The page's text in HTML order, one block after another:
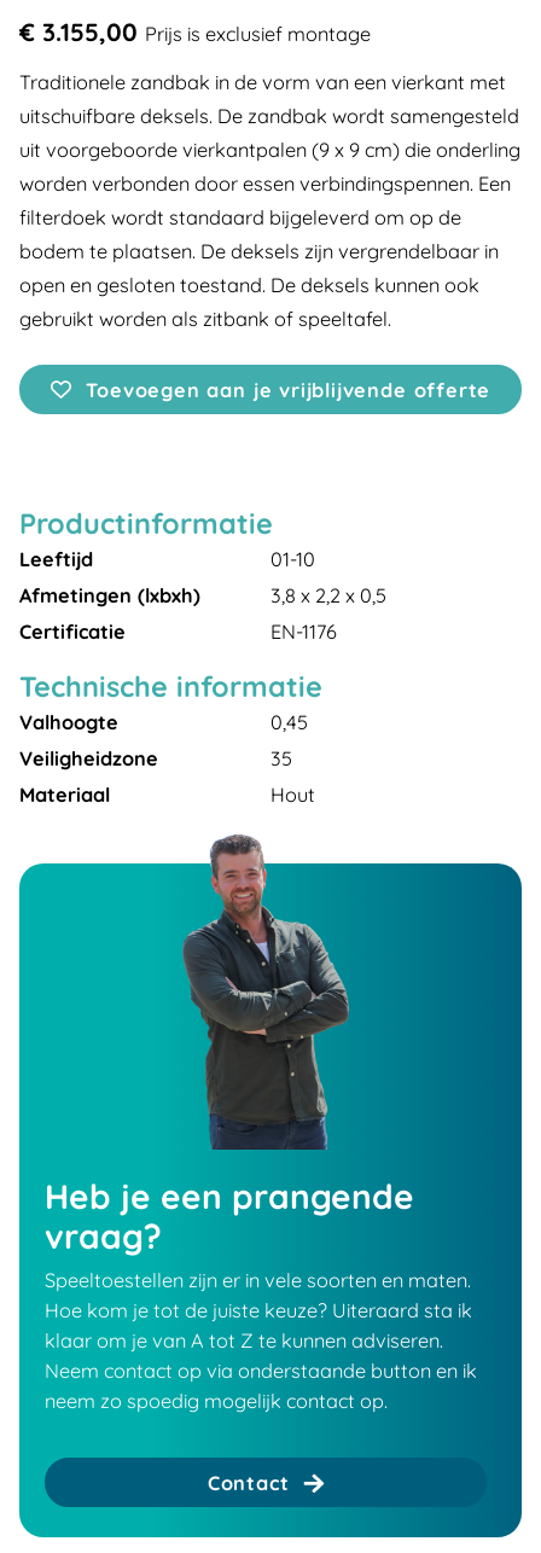
€ 3.155,00 Prijs is exclusief montage
Traditionele zandbak in de vorm van een vierkant met
uitschuifbare deksels. De zandbak wordt samengesteld
uit voorgeboorde vierkantpalen (9 x 9 cm) die onderling
worden verbonden door essen verbindingspennen. Een
filterdoek wordt standaard bijgeleverd om op de
bodem te plaatsen. De deksels zijn vergrendelbaar in
open en gesloten toestand. De deksels kunnen ook
gebruikt worden als zitbank of speeltafel.
Toevoegen aan je vrijblijvende offerte
Productinformatie
Leeftijd
01-10
Afmetingen (lxbxh)
3,8 x 2,2 x 0,5
Certificatie
EN-1176
Technische informatie
Valhoogte
0,45
Veiligheidzone
35
Materiaal
Hout
Heb je een prangende
vraag?
Speeltoestellen zijn er in vele soorten en maten.
Hoe kom je tot de juiste keuze? Uiteraard sta ik
klaar om je van A tot Z te kunnen adviseren.
Neem contact op via onderstaande button en ik
neem zo spoedig mogelijk contact op.
Contact